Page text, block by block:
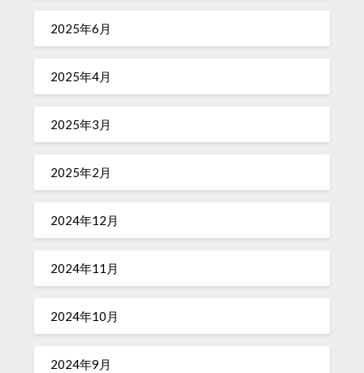
2025年6月
2025年4月
2025年3月
2025年2月
2024年12月
2024年11月
2024年10月
2024年9月